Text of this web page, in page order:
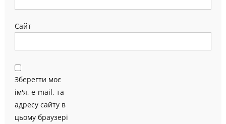
Сайт
Зберегти моє
ім'я, e-mail, та
адресу сайту в
цьому браузері